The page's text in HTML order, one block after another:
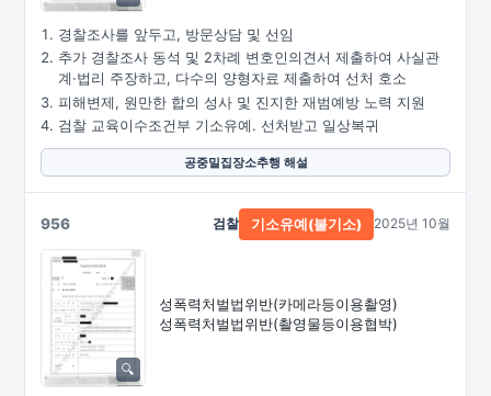
경찰조사를 앞두고, 방문상담 및 선임
추가 경찰조사 동석 및 2차례 변호인의견서 제출하여 사실관
계·법리 주장하고, 다수의 양형자료 제출하여 선처 호소
피해변제, 원만한 합의 성사 및 진지한 재범예방 노력 지원
검찰 교육이수조건부 기소유예. 선처받고 일상복귀
공중밀집장소추행 해설
956
성폭력처벌법위반(카메라등이용촬영)
성폭력처벌법위반(촬영물등이용협박)
검찰 기소유예(불기소) 2025년 10월